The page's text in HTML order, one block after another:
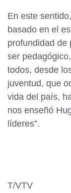
En este
basado en el
profundidad de
ser
todos, desde
juventud, que
vida del país,
nos enseñó
líderes”.
T/VTV